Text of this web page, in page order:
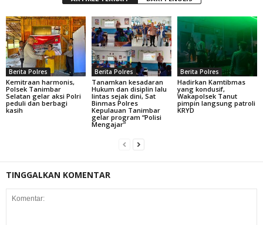
Berita Polres
Kemitraan harmonis,
Polsek Tanimbar
Selatan gelar aksi Polri
peduli dan berbagi
kasih
Berita Polres
Tanamkan kesadaran
Hukum dan disiplin lalu
lintas sejak dini, Sat
Binmas Polres
Kepulauan Tanimbar
gelar program “Polisi
Mengajar”
Berita Polres
Hadirkan Kamtibmas
yang kondusif,
Wakapolsek Tanut
pimpin langsung patroli
KRYD
TINGGALKAN KOMENTAR